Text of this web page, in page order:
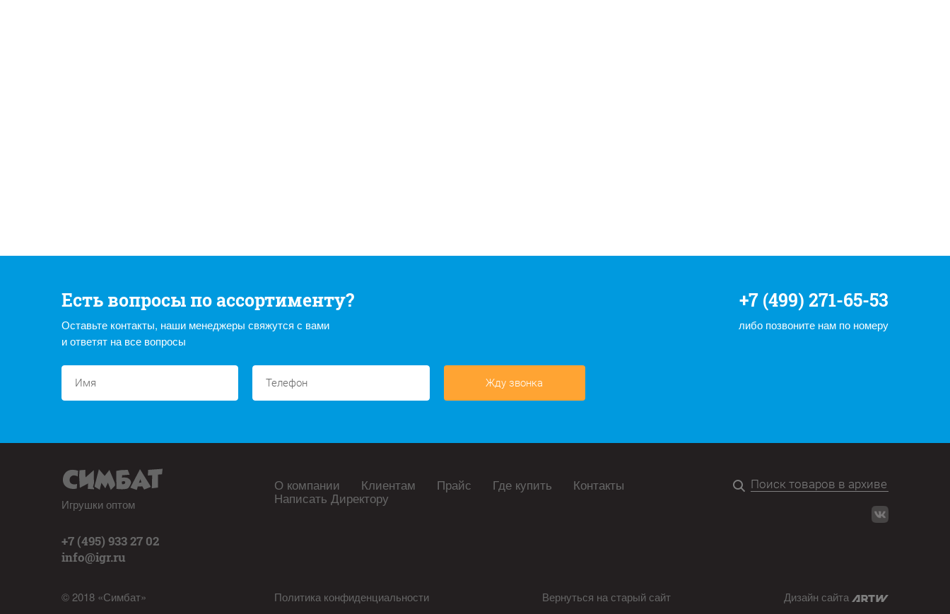
Есть вопросы по ассортименту?
Оставьте контакты, наши менеджеры свяжутся с вами
и ответят на все вопросы
+7 (499) 271-65-53
либо позвоните нам по номеру
Жду звонка
Игрушки оптом
+7 (495) 933 27 02
info@igr.ru
© 2018 «Симбат»
О компании Клиентам Прайс Где купить Контакты
Написать Директору
Политика конфиденциальности Вернуться на старый сайт Дизайн сайта